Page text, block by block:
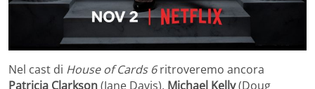
Nel cast di House of Cards 6ritroveremo ancora
Patricia Clarkson(Jane Davis), Michael Kelly(Doug